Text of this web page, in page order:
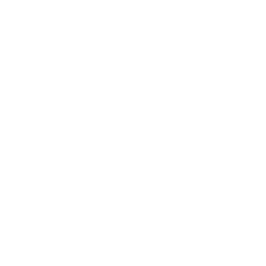
然を満喫してくだ